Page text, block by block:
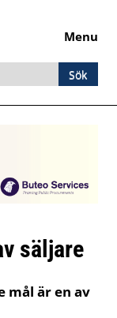
Menu
säljare
mål är en av